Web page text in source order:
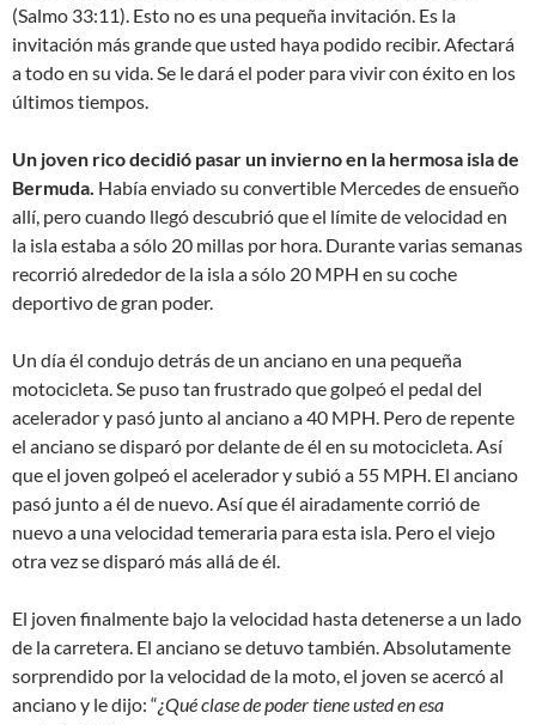
(Salmo 33:11). Esto no es una pequeña invitación. Es la
invitación más grande que usted haya podido recibir. Afectará
a todo en su vida. Se le dará el poder para vivir con éxito en los
últimos tiempos.
Un joven rico decidió pasar un invierno en la hermosa isla de
Bermuda. Había enviado su convertible Mercedes de ensueño
allí, pero cuando llegó descubrió que el límite de velocidad en
la isla estaba a sólo 20 millas por hora. Durante varias semanas
recorrió alrededor de la isla a sólo 20 MPH en su coche
deportivo de gran poder.
Un día él condujo detrás de un anciano en una pequeña
motocicleta. Se puso tan frustrado que golpeó el pedal del
acelerador y pasó junto al anciano a 40 MPH. Pero de repente
el anciano se disparó por delante de él en su motocicleta. Así
que el joven golpeó el acelerador y subió a 55 MPH. El anciano
pasó junto a él de nuevo. Así que él airadamente corrió de
nuevo a una velocidad temeraria para esta isla. Pero el viejo
otra vez se disparó más allá de él.
El joven finalmente bajo la velocidad hasta detenerse a un lado
de la carretera. El anciano se detuvo también. Absolutamente
sorprendido por la velocidad de la moto, el joven se acercó al
anciano y le dijo: “¿Qué clase de poder tiene usted en esa